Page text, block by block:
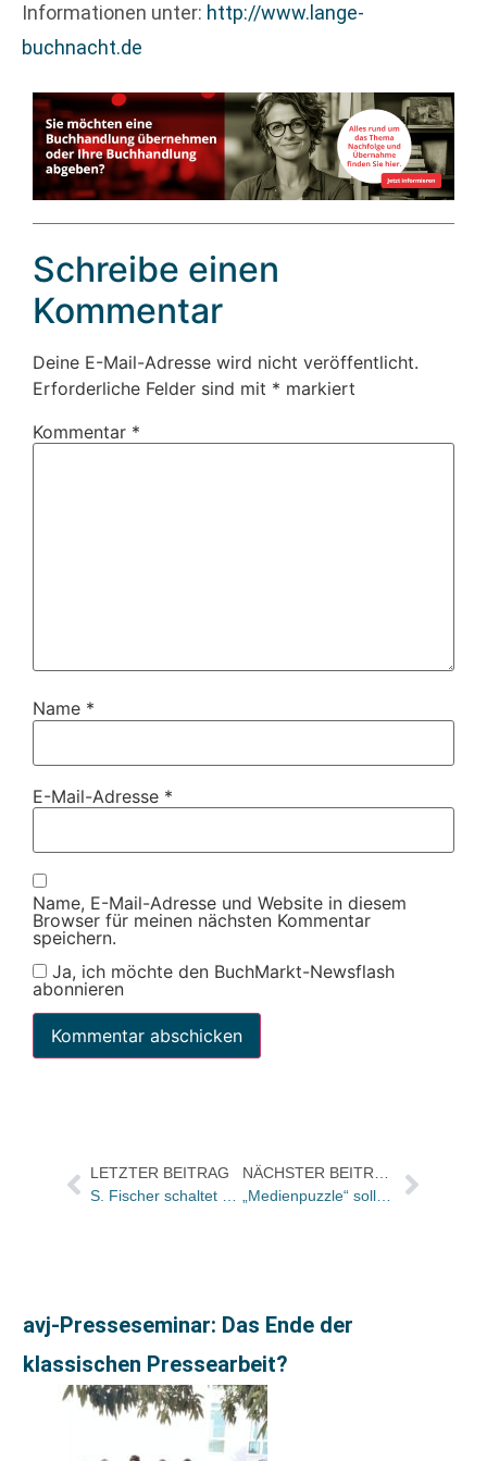
Informationen unter: http://www.lange-
buchnacht.de
Schreibe einen
Kommentar
Deine E-Mail-Adresse wird nicht veröffentlicht.
Erforderliche Felder sind mit * markiert
Kommentar *
Name *
E-Mail-Adresse *
Name, E-Mail-Adresse und Website in diesem
Browser für meinen nächsten Kommentar
speichern.
Ja, ich möchte den BuchMarkt-Newsflash
abonnieren
LETZTER BEITRAG
avj-Presseseminar: Das Ende der
klassischen Pressearbeit?